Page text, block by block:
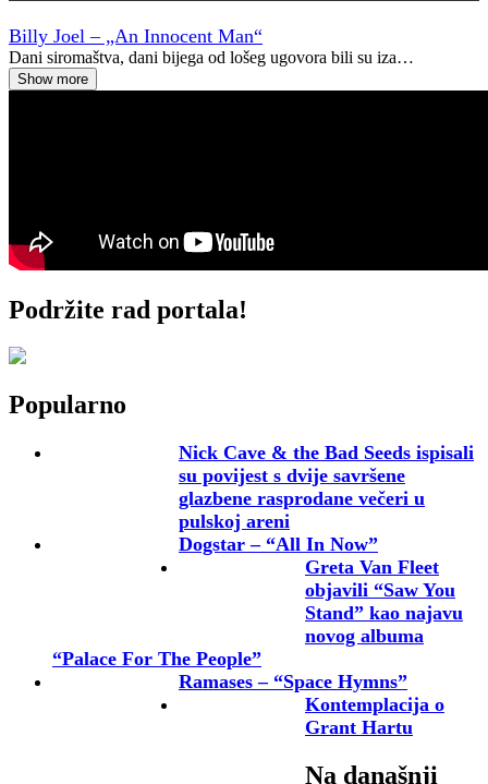
Billy Joel – „An Innocent Man“
Dani siromaštva, dani bijega od lošeg ugovora bili su iza…
Show more
Podržite rad portala!
Popularno
Nick Cave & the Bad Seeds ispisali
su povijest s dvije savršene
glazbene rasprodane večeri u
pulskoj areni
Dogstar – “All In Now”
Greta Van Fleet
objavili “Saw You
Stand” kao najavu
novog albuma
“Palace For The People”
Ramases – “Space Hymns”
Kontemplacija o
Grant Hartu
Na današnji